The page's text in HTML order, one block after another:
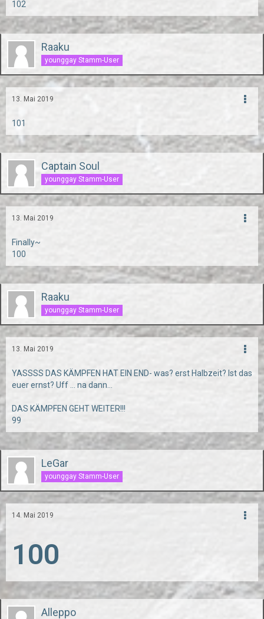
102
Raaku
younggay Stamm-User
13. Mai 2019
101
Captain Soul
younggay Stamm-User
13. Mai 2019
Finally~
100
Raaku
younggay Stamm-User
13. Mai 2019
YASSSS DAS KÄMPFEN HAT EIN END- was? erst Halbzeit? Ist das
euer ernst? Uff ... na dann...
DAS KÄMPFEN GEHT WEITER!!!
99
LeGar
younggay Stamm-User
14. Mai 2019
100
Alleppo